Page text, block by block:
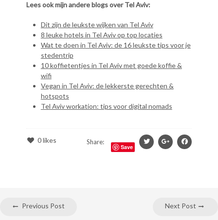
Lees ook mijn andere blogs over Tel Aviv:
Dit zijn de leukste wijken van Tel Aviv
8 leuke hotels in Tel Aviv op top locaties
Wat te doen in Tel Aviv: de 16 leukste tips voor je
stedentrip
10 koffietentjes in Tel Aviv met goede koffie &
wifi
Vegan in Tel Aviv: de lekkerste gerechten &
hotspots
Tel Aviv workation: tips voor digital nomads
0likes Share:
Save
Previous Post Next Post